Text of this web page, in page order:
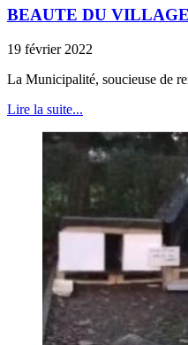
BEAUTE DU VILLAGE
19 février 2022
La Municipalité, soucieuse de
Lire la suite...